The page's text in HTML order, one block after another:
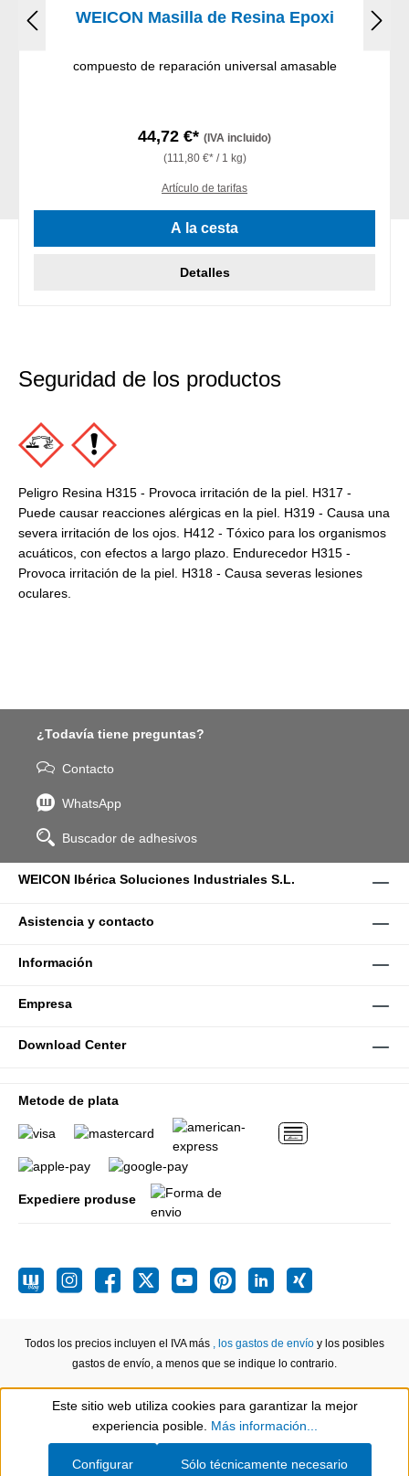
WEICON Masilla de Resina Epoxi
compuesto de reparación universal amasable
44,72 €* (IVA incluido)
(111,80 €* / 1 kg)
Artículo de tarifas
A la cesta
Detalles
Seguridad de los productos
Peligro Resina H315 - Provoca irritación de la piel. H317 -
Puede causar reacciones alérgicas en la piel. H319 - Causa una
severa irritación de los ojos. H412 - Tóxico para los organismos
acuáticos, con efectos a largo plazo. Endurecedor H315 -
Provoca irritación de la piel. H318 - Causa severas lesiones
oculares.
¿Todavía tiene preguntas?
Contacto
WhatsApp
Buscador de adhesivos
WEICON Ibérica Soluciones Industriales S.L.
Asistencia y contacto
Información
Empresa
Download Center
Metode de plata
Expediere produse
Todos los precios incluyen el IVA más , los gastos de envío y los posibles
gastos de envío, a menos que se indique lo contrario.
Show toolbar
Este sitio web utiliza cookies para garantizar la mejor
experiencia posible. Más información...
Sólo técnicamente necesario
Configurar